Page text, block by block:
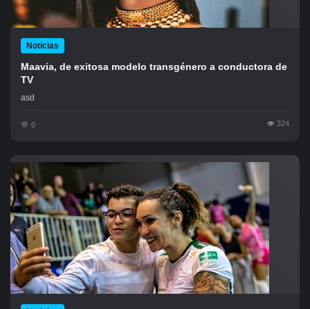
Noticias
Maavia, de exitosa modelo transgénero a conductora de
TV
asd
0 324